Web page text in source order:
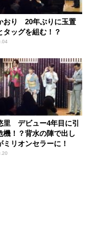
おり 20年ぶりに玉置
タッグを組む！？
里 デビュー4年目に引
機！？背水の陣で出し
ミリオンセラーに！